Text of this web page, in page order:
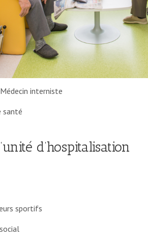
interniste
santé
d’hospitalisation
sportifs